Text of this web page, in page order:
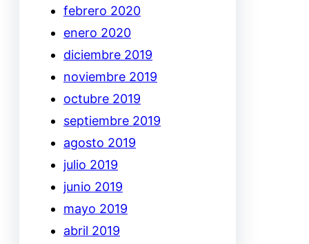
febrero 2020
enero 2020
diciembre 2019
noviembre 2019
octubre 2019
septiembre 2019
agosto 2019
julio 2019
junio 2019
mayo 2019
abril 2019